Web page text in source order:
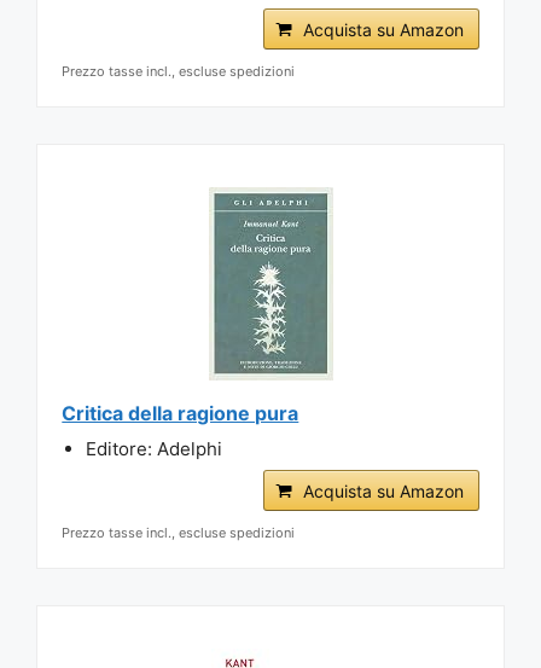
Acquista su Amazon
Prezzo tasse incl., escluse spedizioni
Critica della ragione pura
Editore: Adelphi
Acquista su Amazon
Prezzo tasse incl., escluse spedizioni